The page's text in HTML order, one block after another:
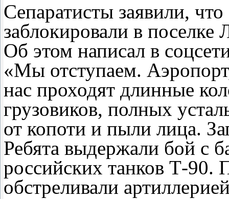
Сепаратисты заявили,
заблокировали в поселке
Об этом написал в
«Мы отступаем.
нас проходят длинные
грузовиков, полных
от копоти и пыли лица.
Ребята выдержали бой с
российских танков Т-90.
обстреливали